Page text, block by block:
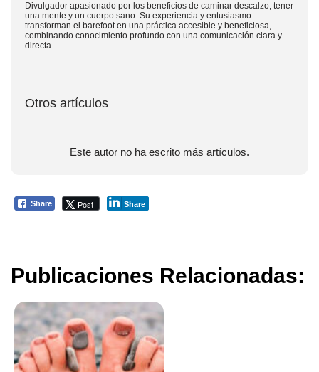
Divulgador apasionado por los beneficios de caminar descalzo, tener
una mente y un cuerpo sano. Su experiencia y entusiasmo
transforman el barefoot en una práctica accesible y beneficiosa,
combinando conocimiento profundo con una comunicación clara y
directa.
Otros artículos
Este autor no ha escrito más artículos.
Share Post Share
Publicaciones Relacionadas: